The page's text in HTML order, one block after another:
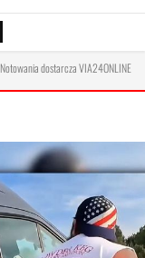
Notowania dostarcza VIA24ONLINE